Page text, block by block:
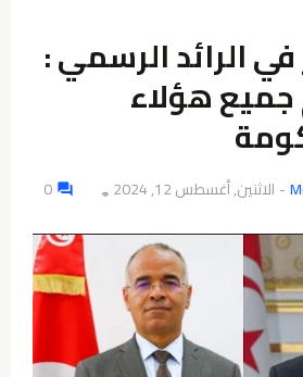
الرائد الرسمي :
جميع هؤلاء
- الاثنين, أغسطس 12, 2024 👁️
0